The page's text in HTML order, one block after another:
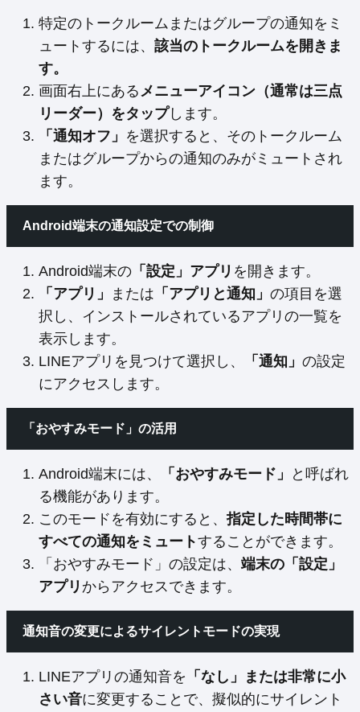
特定のトークルームまたはグループの通知をミ
ュートするには、 該当のトークルームを開きま
す。
画面右上にある メニューアイコン（通常は三点
リーダー）をタップします。
「通知オフ」 を選択すると、そのトークルーム
またはグループからの通知のみがミュートされ
ます。
Android端末の通知設定での制御
Android端末の 「設定」アプリ を開きます。
「アプリ」
または 「アプリと通知」 の項目を選
択し、インストールされているアプリの一覧を
表示します。
LINEアプリを見つけて選択し、
「通知」 の設定
にアクセスします。
「おやすみモード」の活用
Android端末には、 「おやすみモード」
と呼ばれ
る機能があります。
このモードを有効にすると、指定した時間帯に
すべての通知をミュートすることができます。
「おやすみモード」の設定は、 端末の「設定」
アプリ からアクセスできます。
通知音の変更によるサイレントモードの実現
LINEアプリの通知音を 「なし」または非常に小
さい音に変更することで、擬似的にサイレント